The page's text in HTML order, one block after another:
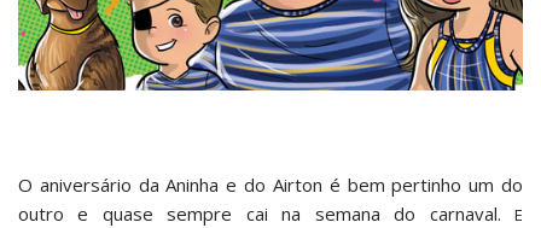
O aniversário da Aninha e do Airton é bem pertinho um do
outro e quase sempre cai na semana do carnaval. E